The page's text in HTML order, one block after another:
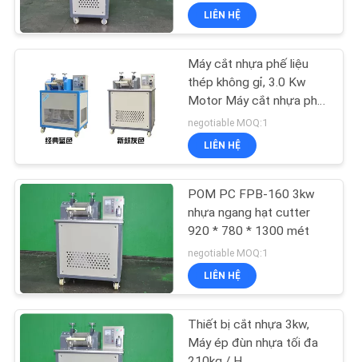
TIN
TỨC
YÊU
CẦU
BÁO
GIÁ
ĐỒ
TRANG
WEB
LIÊN HỆ
Máy cắt nhựa phế liệu
thép không gỉ, 3.0 Kw
Motor Máy cắt nhựa phế
thải
negotiable MOQ:1
LIÊN HỆ
POM PC FPB-160 3kw
nhựa ngang hạt cutter
920 * 780 * 1300 mét
negotiable MOQ:1
LIÊN HỆ
Thiết bị cắt nhựa 3kw,
Máy ép đùn nhựa tối đa